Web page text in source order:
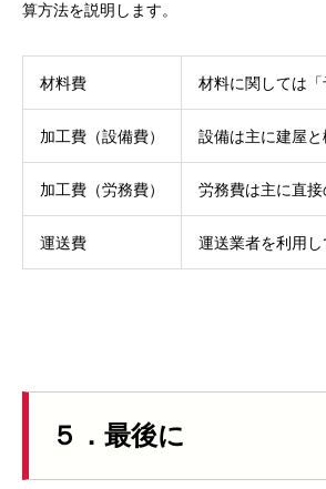
算方法を説明します。
材料費 材料に関しては
加工費（設備費） 設備は主に建屋
加工費（労務費） 労務費は主に直
運送費 運送業者を利用
５．最後に